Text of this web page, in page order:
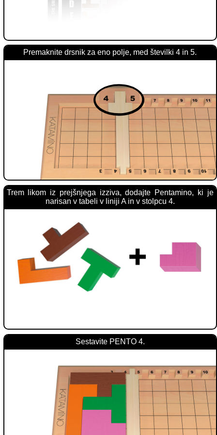
Premaknite drsnik za eno polje, med številki 4 in 5.
Trem likom iz prejšnjega izziva, dodajte Pentamino, ki je
narisan v tabeli v liniji A in v stolpcu 4.
Sestavite PENTO 4.